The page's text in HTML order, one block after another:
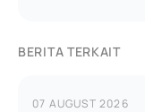
BERITA TERKAIT
07 AUGUST 2026